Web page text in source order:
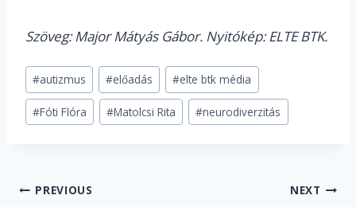
Szöveg: Major Mátyás Gábor. Nyitókép: ELTE BTK.
Post
Tags:
#autizmus #előadás #elte btk média
#Fóti Flóra #Matolcsi Rita #neurodiverzitás
Post
PREVIOUS NEXT